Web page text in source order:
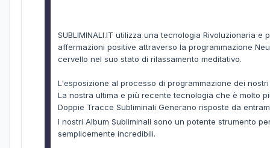
SUBLIMINALI.IT utilizza una tecnologia Rivoluzionaria
affermazioni positive attraverso la programmazione
cervello nel suo stato di rilassamento meditativo.
L'esposizione al processo di programmazione dei
La nostra ultima e più recente tecnologia che è molto
Doppie Tracce Subliminali Generano risposte da
I nostri Album Subliminali sono un potente strumento
semplicemente incredibili.